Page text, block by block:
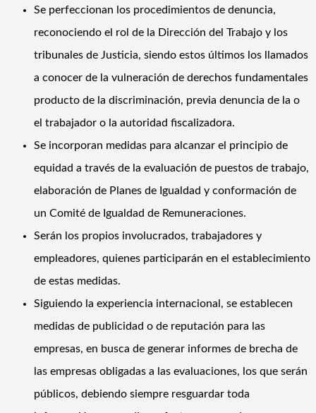
Se perfeccionan los procedimientos de denuncia,
reconociendo el rol de la Dirección del Trabajo y los
tribunales de Justicia, siendo estos últimos los llamados
a conocer de la vulneración de derechos fundamentales
producto de la discriminación, previa denuncia de la o
el trabajador o la autoridad fiscalizadora.
Se incorporan medidas para alcanzar el principio de
equidad a través de la evaluación de puestos de trabajo,
elaboración de Planes de Igualdad y conformación de
un Comité de Igualdad de Remuneraciones.
Serán los propios involucrados, trabajadores y
empleadores, quienes participarán en el establecimiento
de estas medidas.
Siguiendo la experiencia internacional, se establecen
medidas de publicidad o de reputación para las
empresas, en busca de generar informes de brecha de
las empresas obligadas a las evaluaciones, los que serán
públicos, debiendo siempre resguardar toda